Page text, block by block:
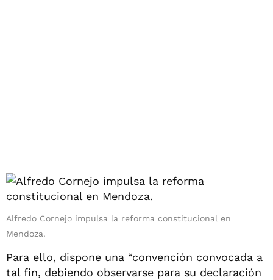
Alfredo Cornejo impulsa la reforma constitucional en
Mendoza.
Para ello, dispone una “convención convocada a
tal fin, debiendo observarse para su declaración